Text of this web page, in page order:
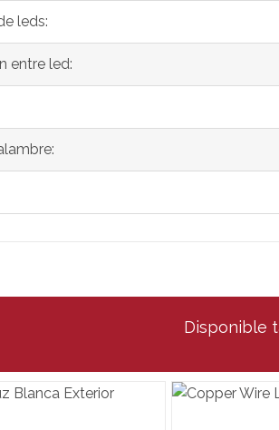
leds:
entre led:
Disponible